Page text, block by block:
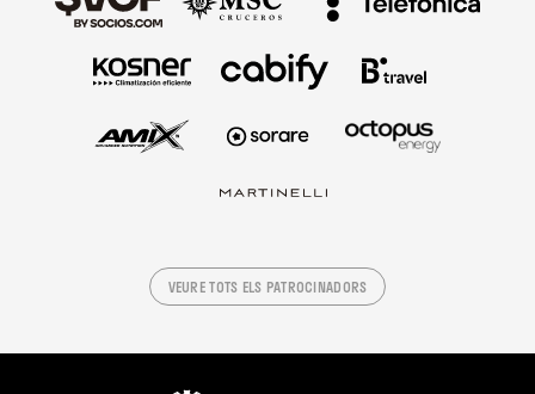
VEURE TOTS ELS PATROCINADORS